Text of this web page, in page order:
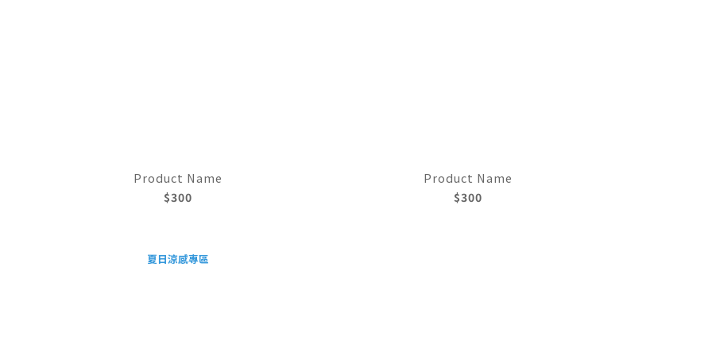
Product Name
$300
Product Name
$300
夏日涼感專區